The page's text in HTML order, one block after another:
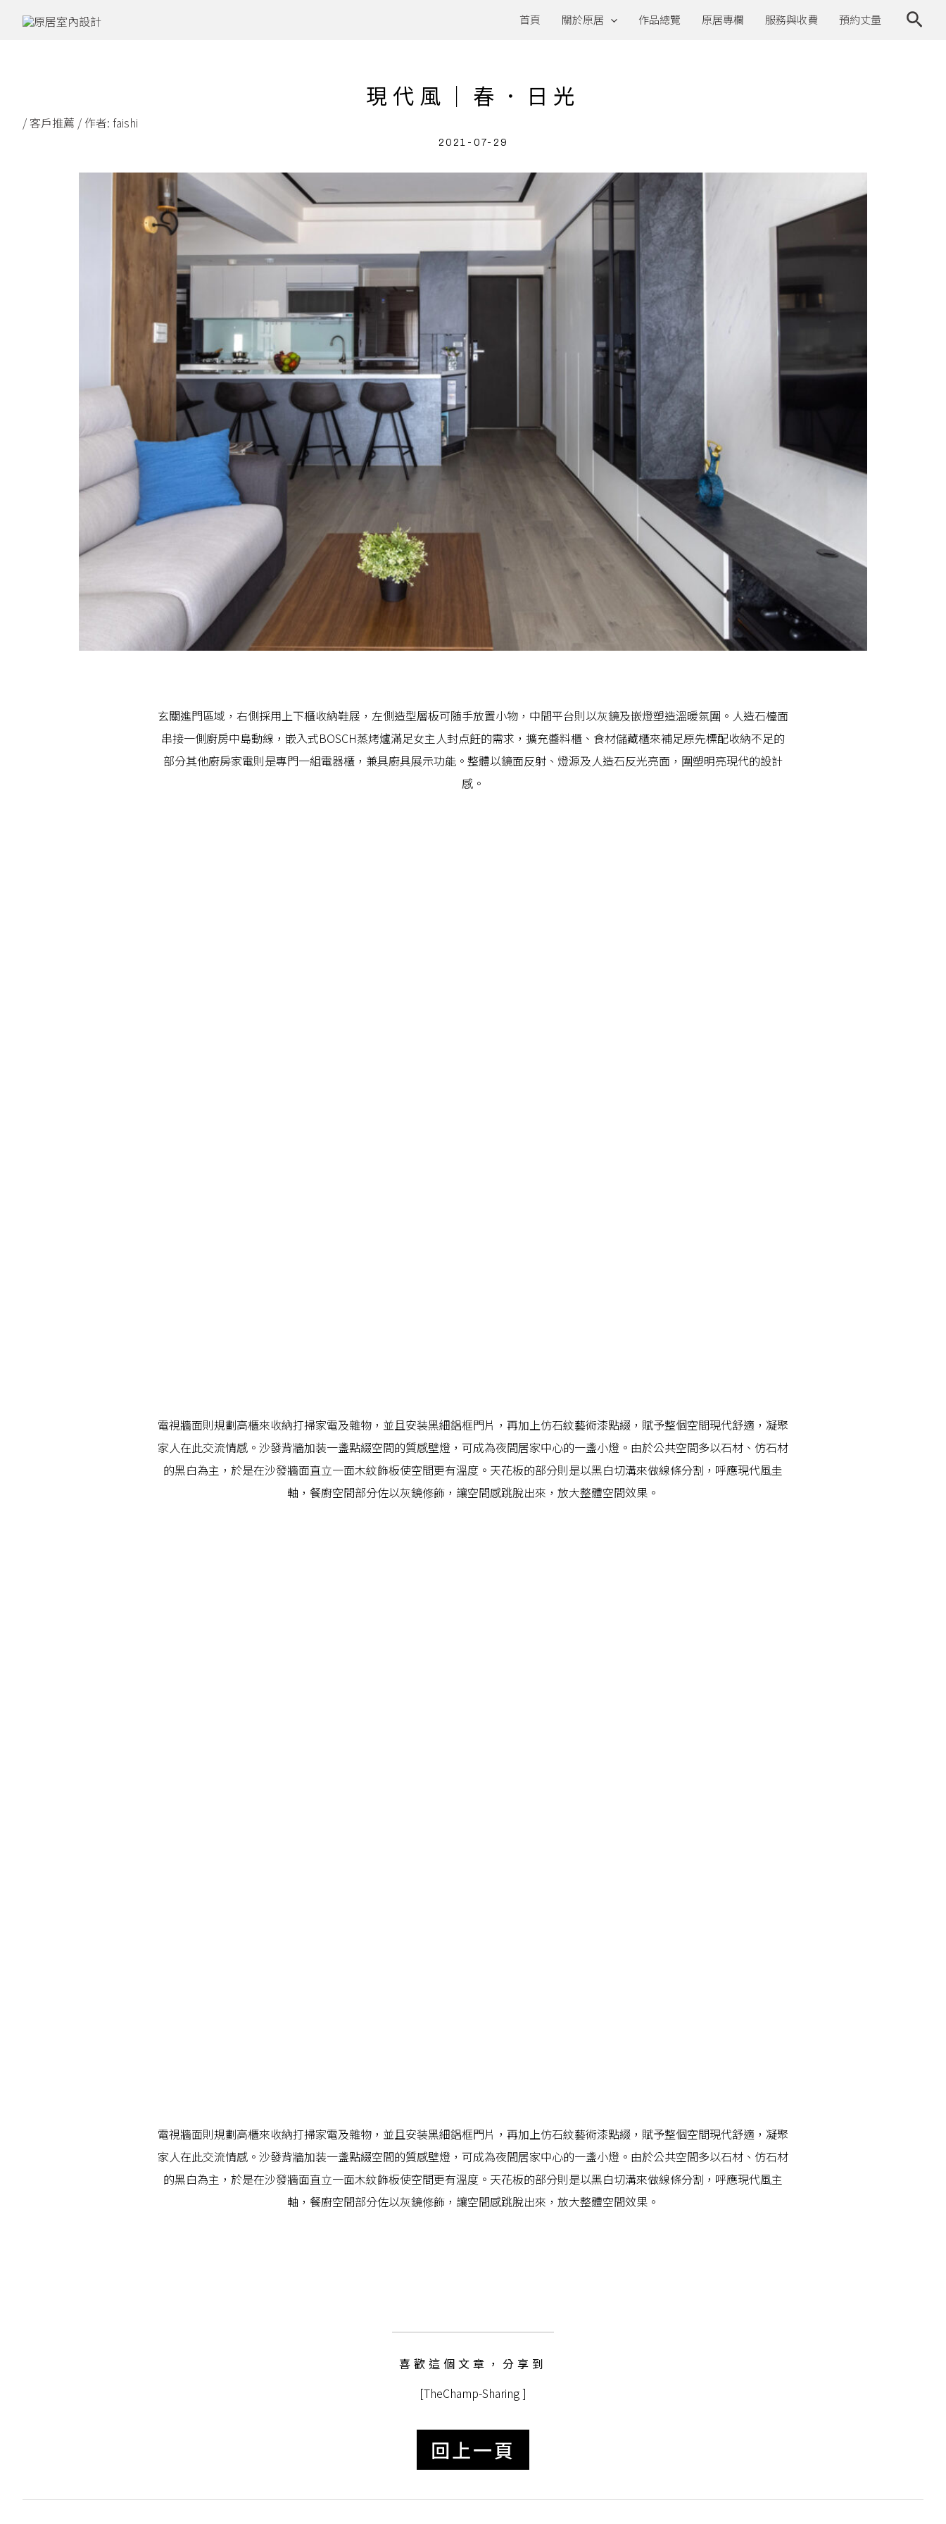
首頁 關於原居 作品總覽 原居專欄 服務與收費 預約丈量
現代風｜春．日光
/客戶推薦 / 作者: faishi
2021-07-29
玄關進門區域，右側採用上下櫃收納鞋屐，左側造型層板可随手放置小物，中間平台則以灰鏡及嵌燈塑造溫暖氛圍。人造石檯面
串接一側廚房中島動線，嵌入式BOSCH蒸烤爐滿足女主人封点飪的需求，擴充醬料櫃、食材儲藏櫃來補足原先標配收納不足的
部分其他廚房家電則是專門一組電器櫃，兼具廚具展示功能。整體以鏡面反射、燈源及人造石反光亮面，圍塑明亮現代的設計
感。
電視牆面則規劃高櫃來收納打掃家電及雜物，並且安装黑細鋁框門片，再加上仿石紋藝術漆點綴，賦予整個空間現代舒適，凝聚
家人在此交流情感。沙發背牆加装一盞點綴空間的質感壁燈，可成為夜間居家中心的一盞小燈。由於公共空間多以石材、仿石材
的黑白為主，於是在沙發牆面直立一面木紋飾板使空間更有溫度。天花板的部分則是以黑白切溝來做線條分割，呼應現代風圭
軸，餐廚空間部分佐以灰鏡修飾，讓空間感跳脫出來，放大整體空間效果。
電視牆面則規劃高櫃來收納打掃家電及雜物，並且安装黑細鋁框門片，再加上仿石紋藝術漆點綴，賦予整個空間現代舒適，凝聚
家人在此交流情感。沙發背牆加装一盞點綴空間的質感壁燈，可成為夜間居家中心的一盞小燈。由於公共空間多以石材、仿石材
的黑白為主，於是在沙發牆面直立一面木紋飾板使空間更有溫度。天花板的部分則是以黑白切溝來做線條分割，呼應現代風主
軸，餐廚空間部分佐以灰鏡修飾，讓空間感跳脫出來，放大整體空間效果。
喜歡這個文章，分享到
[TheChamp-Sharing ]
回上一頁